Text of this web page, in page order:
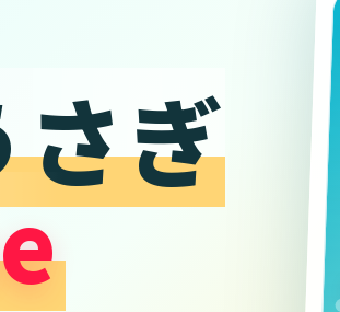
ぎ